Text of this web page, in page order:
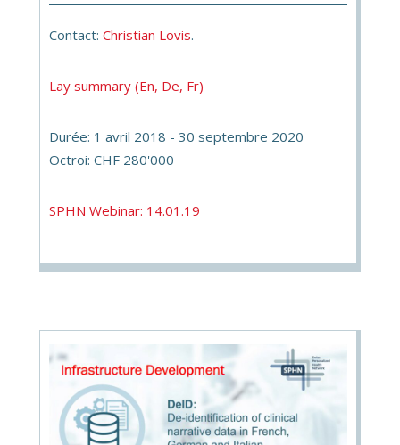
Contact: Christian Lovis.
Lay summary (En, De, Fr)
Durée: 1 avril 2018 - 30 septembre 2020
Octroi: CHF 280'000
SPHN Webinar: 14.01.19